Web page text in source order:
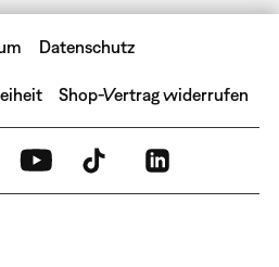
Datenschutz
Shop-Vertrag widerrufen